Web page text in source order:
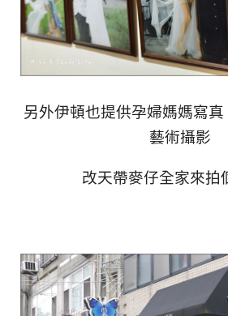
另外伊頓也提供孕婦媽媽寫
藝術攝影
改天帶麥仔全家來拍